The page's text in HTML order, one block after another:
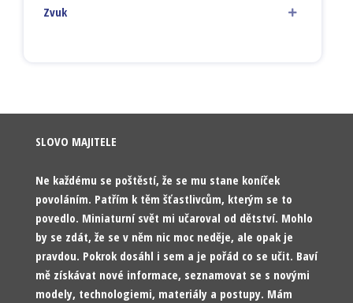
Zvuk
SLOVO MAJITELE
Ne každému se poštěstí, že se mu stane koníček
povoláním. Patřím k těm šťastlivcům, kterým se to
povedlo. Miniaturní svět mi učaroval od dětství. Mohlo
by se zdát, že se v něm nic moc neděje, ale opak je
pravdou. Pokrok dosáhl i sem a je pořád co se učit. Baví
mě získávat nové informace, seznamovat se s novými
modely, technologiemi, materiály a postupy. Mám